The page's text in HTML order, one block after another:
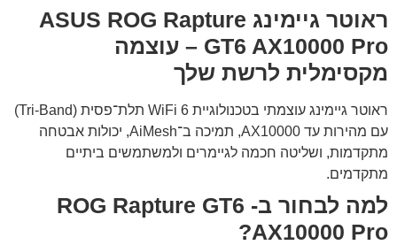
ראוטר גיימינג ASUS ROG Rapture
GT6 AX10000 Pro – עוצמה
מקסימלית לרשת שלך
ראוטר גיימינג עוצמתי בטכנולוגיית WiFi 6 תלת־פסית (Tri-Band)
עם מהירות עד ‎AX10000‎, תמיכה ב־AiMesh, יכולות אבטחה
מתקדמות, ושליטה חכמה לגיימרים ולמשתמשים ביתיים
מתקדמים.
למה לבחור ב- ROG Rapture GT6
AX10000 Pro?